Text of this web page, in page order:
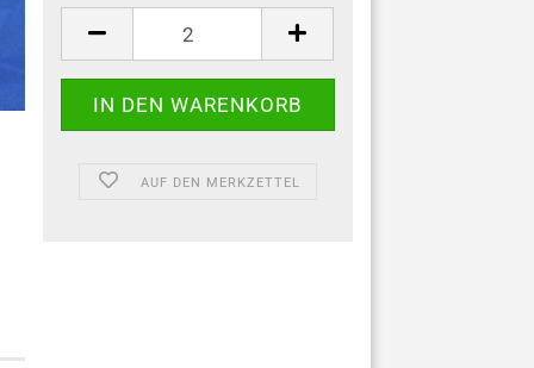
Stück
AUF DEN MERKZETTEL